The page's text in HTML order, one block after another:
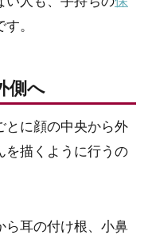
。
側へ
とに顔の中央から外
を描くように行うの
ら耳の付け根、小鼻